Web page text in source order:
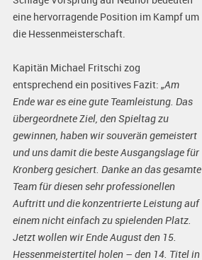
eine hervorragende Position im Kampf um
die Hessenmeisterschaft.
Kapitän Michael Fritschi zog
entsprechend ein positives Fazit: „Am
Ende war es eine gute Teamleistung. Das
übergeordnete Ziel, den Spieltag zu
gewinnen, haben wir souverän gemeistert
und uns damit die beste Ausgangslage für
Kronberg gesichert. Danke an das gesamte
Team für diesen sehr professionellen
Auftritt und die konzentrierte Leistung auf
einem nicht einfach zu spielenden Platz.
Jetzt wollen wir Ende August den 15.
Hessenmeistertitel holen – den 14. Titel in